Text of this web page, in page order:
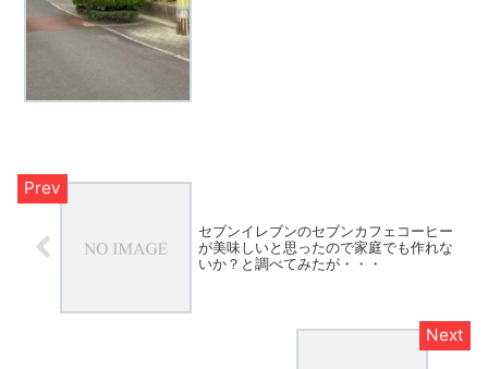
セブンイレブンのセブンカフェコーヒー
が美味しいと思ったので家庭でも作れな
いか？と調べてみたが・・・